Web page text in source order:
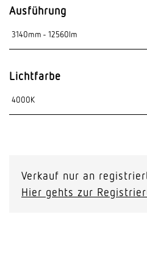
Ausführung
Lichtfarbe
Verkauf nur an
Hier gehts zur